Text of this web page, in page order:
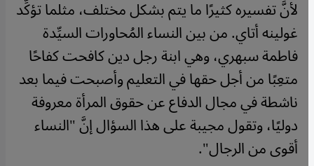
لأنَّ تفسيره كثيرًا ما يتم بشكل مختلف، مثلما تؤكِّد
غولينه أتاي. من بين النساء المُحاورات السيِّدة
فاطمة سبهري، وهي ابنة رجل دين كافحت كفاحًا
متعِبًا من أجل حقها في التعليم وأصبحت فيما بعد
ناشطة في مجال الدفاع عن حقوق المرأة معروفة
دوليًا، وتقول مجيبة على هذا السؤال إنَّ "النساء
أقوى من الرجال".